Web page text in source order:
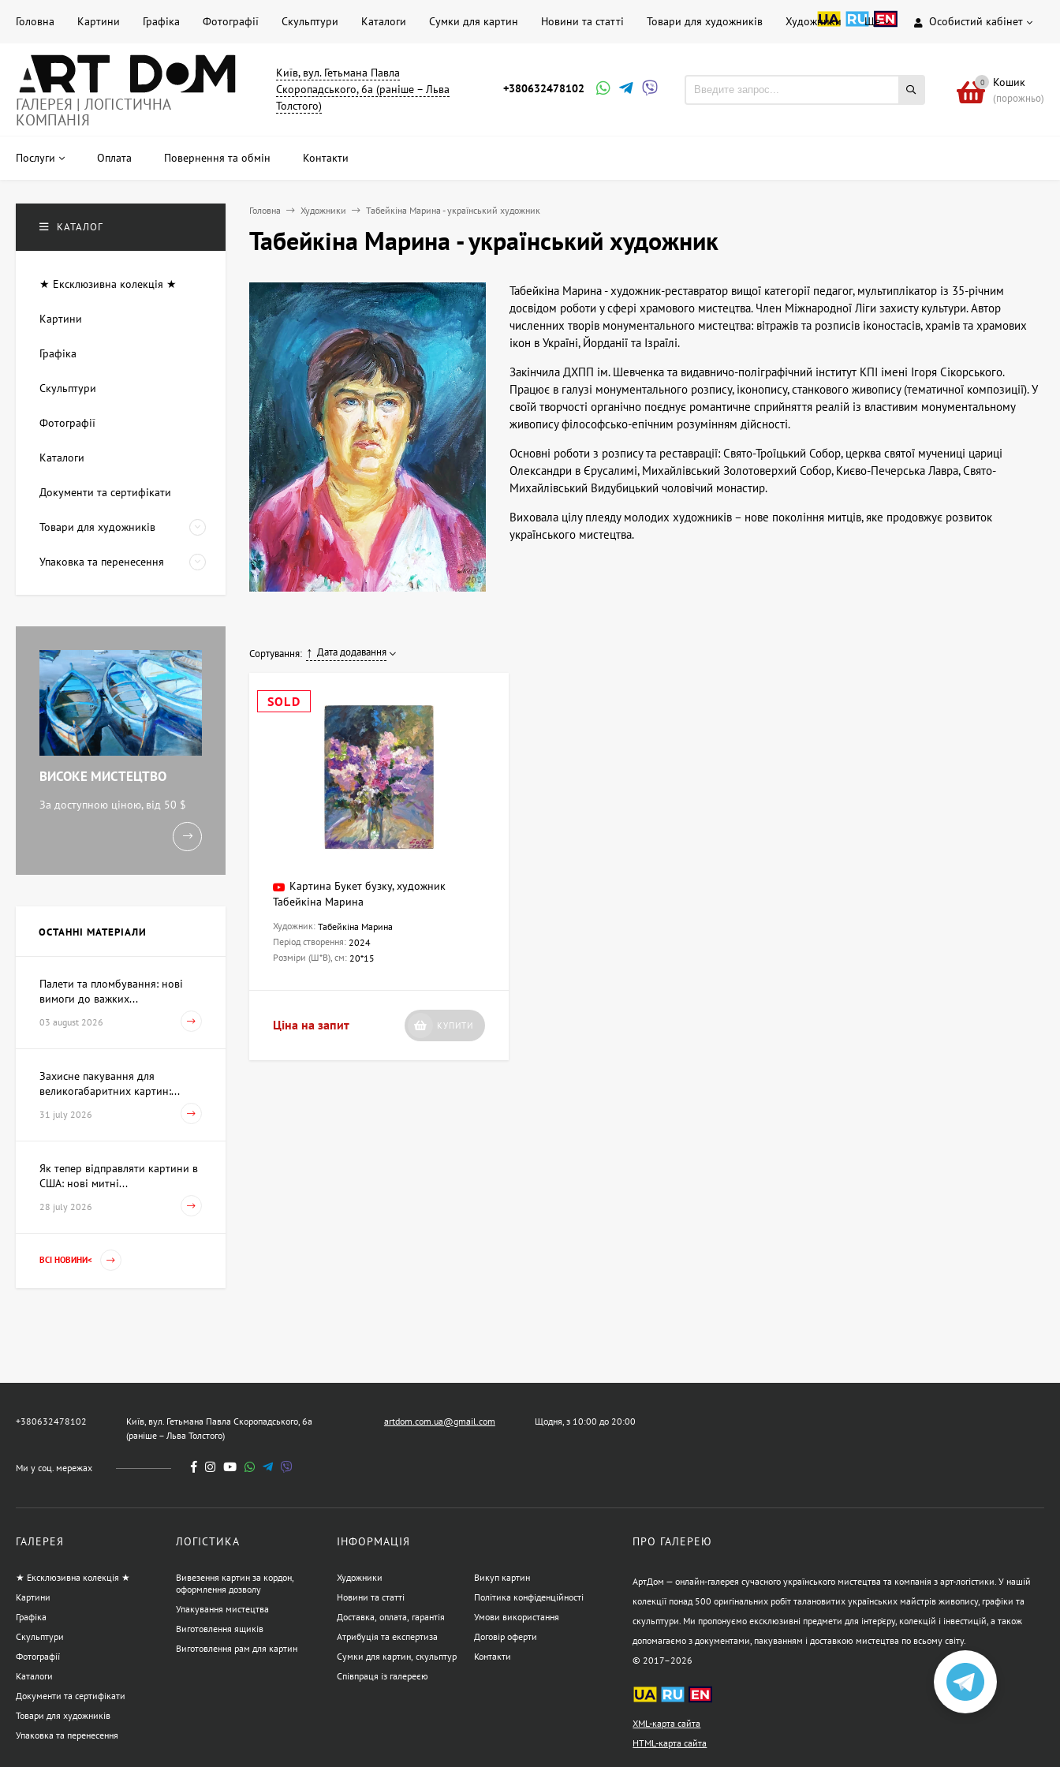
Особистий кабінет
Головна Картини Графіка Фотографії Скульптури Каталоги Сумки для картин Новини та статті Товари для художників Художники Ще
ГАЛЕРЕЯ | ЛОГІСТИЧНА
КОМПАНІЯ
Київ, вул. Гетьмана Павла
Скоропадського, 6а (раніше – Льва
Толстого)
+380632478102 0 Кошик
(порожньо)
Послуги Оплата Повернення та обмін Контакти
Головна Художники Табейкіна Марина - український художник
Табейкіна Марина - український художник
Табейкіна Марина - художник-реставратор вищої категорії педагог, мультиплікатор із 35-річним
досвідом роботи у сфері храмового мистецтва. Член Міжнародної Ліги захисту культури. Автор
численних творів монументального мистецтва: вітражів та розписів іконостасів, храмів та храмових
ікон в Україні, Йорданії та Ізраїлі.
Закінчила ДХПП ім. Шевченка та видавничо-поліграфічний інститут КПІ імені Ігоря Сікорського.
Працює в галузі монументального розпису, іконопису, станкового живопису (тематичної композиції). У
своїй творчості органічно поєднує романтичне сприйняття реалій із властивим монументальному
живопису філософсько-епічним розумінням дійсності.
Основні роботи з розпису та реставрації: Свято-Троїцький Собор, церква святої мучениці цариці
Олександри в Єрусалимі, Михайлівський Золотоверхий Собор, Києво-Печерська Лавра, Свято-
Михайлівський Видубицький чоловічий монастир.
Виховала цілу плеяду молодих художників – нове покоління митців, яке продовжує розвиток
українського мистецтва.
Сортування: Дата додавання
SOLD
Картина Букет бузку, художник
Табейкіна Марина
Художник: Табейкіна Марина
Період створення: 2024
Розміри (Ш*В), см: 20*15
Ціна на запит КУПИТИ
КАТАЛОГ
★ Ексклюзивна колекція ★
Картини
Графіка
Скульптури
Фотографії
Каталоги
Документи та сертифікати
Товари для художників
Упаковка та перенесення
ВИСОКЕ МИСТЕЦТВО
За доступною ціною, від 50 $
ОСТАННІ МАТЕРІАЛИ
Палети та пломбування: нові
вимоги до важких...
03 august 2026
Захисне пакування для
великогабаритних картин:...
31 july 2026
Як тепер відправляти картини в
США: нові митні...
28 july 2026
ВСІ НОВИНИ<
+380632478102
Київ, вул. Гетьмана Павла Скоропадського, 6а
(раніше – Льва Толстого)
artdom.com.ua@gmail.com Щодня, з 10:00 до 20:00
Ми у соц. мережах
ГАЛЕРЕЯ
★ Ексклюзивна колекція ★
Картини
Графіка
Скульптури
Фотографії
Каталоги
Документи та сертифікати
Товари для художників
Упаковка та перенесення
ЛОГІСТИКА
Вивезення картин за кордон,
оформлення дозволу
Упакування мистецтва
Виготовлення ящиків
Виготовлення рам для картин
ІНФОРМАЦІЯ
Художники
Новини та статті
Доставка, оплата, гарантія
Атрибуція та експертиза
Сумки для картин, скульптур
Співпраця із галереєю
Викуп картин
Політика конфіденційності
Умови використання
Договір оферти
Контакти
ПРО ГАЛЕРЕЮ
АртДом — онлайн-галерея сучасного українського мистецтва та компанія з арт-логістики. У нашій
колекції понад 500 оригінальних робіт талановитих українських майстрів живопису, графіки та
скульптури. Ми пропонуємо ексклюзивні предмети для інтер’єру, колекцій і інвестицій, а також
допомагаємо з документами, пакуванням і доставкою мистецтва по всьому світу.
© 2017–2026
XML-карта сайта
HTML-карта сайта